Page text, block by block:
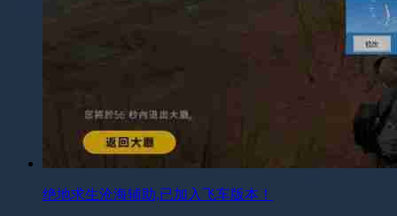
绝地求生沧海辅助,已加入飞车版本！